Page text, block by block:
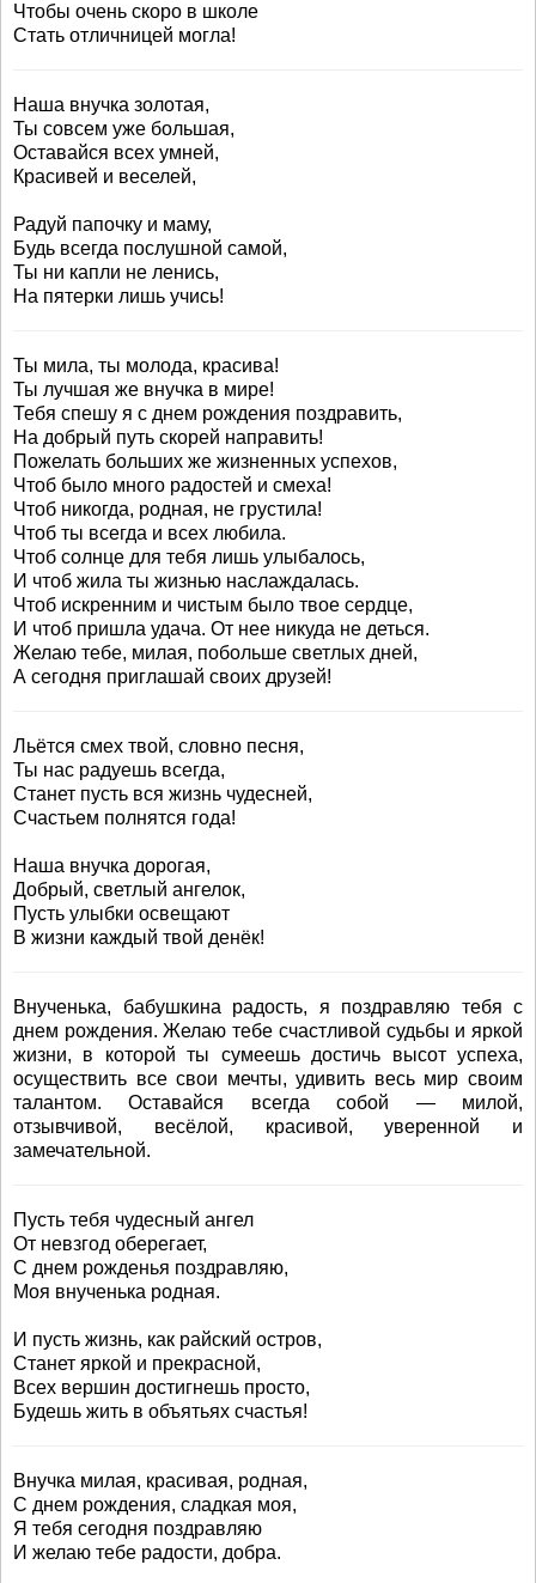
Чтобы очень скоро в школе
Стать отличницей могла!
Наша внучка золотая,
Ты совсем уже большая,
Оставайся всех умней,
Красивей и веселей,
Радуй папочку и маму,
Будь всегда послушной самой,
Ты ни капли не ленись,
На пятерки лишь учись!
Ты мила, ты молода, красива!
Ты лучшая же внучка в мире!
Тебя спешу я с днем рождения поздравить,
На добрый путь скорей направить!
Пожелать больших же жизненных успехов,
Чтоб было много радостей и смеха!
Чтоб никогда, родная, не грустила!
Чтоб ты всегда и всех любила.
Чтоб солнце для тебя лишь улыбалось,
И чтоб жила ты жизнью наслаждалась.
Чтоб искренним и чистым было твое сердце,
И чтоб пришла удача. От нее никуда не деться.
Желаю тебе, милая, побольше светлых дней,
А сегодня приглашай своих друзей!
Льётся смех твой, словно песня,
Ты нас радуешь всегда,
Станет пусть вся жизнь чудесней,
Счастьем полнятся года!
Наша внучка дорогая,
Добрый, светлый ангелок,
Пусть улыбки освещают
В жизни каждый твой денёк!
Внученька, бабушкина радость, я поздравляю тебя с
днем рождения. Желаю тебе счастливой судьбы и яркой
жизни, в которой ты сумеешь достичь высот успеха,
осуществить все свои мечты, удивить весь мир своим
талантом. Оставайся всегда собой — милой,
отзывчивой, весёлой, красивой, уверенной и
замечательной.
Пусть тебя чудесный ангел
От невзгод оберегает,
С днем рожденья поздравляю,
Моя внученька родная.
И пусть жизнь, как райский остров,
Станет яркой и прекрасной,
Всех вершин достигнешь просто,
Будешь жить в объятьях счастья!
Внучка милая, красивая, родная,
С днем рождения, сладкая моя,
Я тебя сегодня поздравляю
И желаю тебе радости, добра.